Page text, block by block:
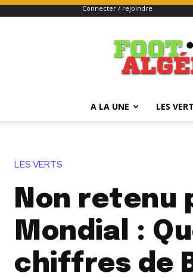
Connecter / rejoindre
A LA UNE LES
LES VERTS
Non retenu
Mondial :
chiffres de